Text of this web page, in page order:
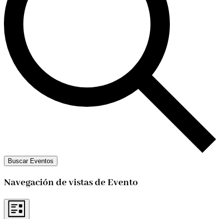
Buscar Eventos
Navegación de vistas de Evento